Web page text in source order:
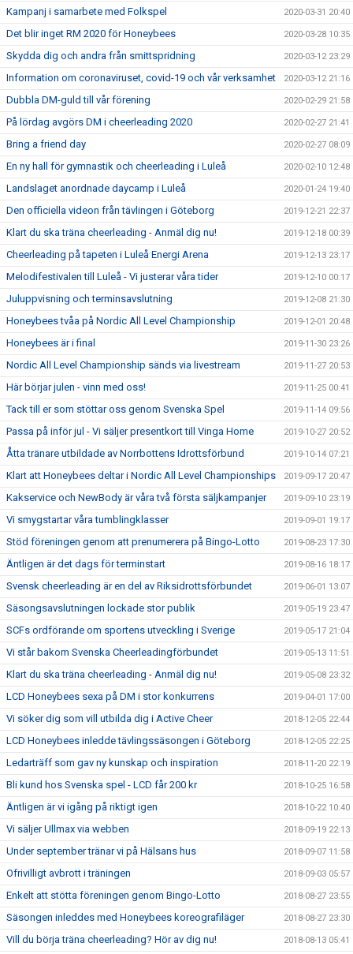
Kampanj i samarbete med Folkspel 2020-03-31 20:40
Det blir inget RM 2020 för Honeybees 2020-03-28 10:35
Skydda dig och andra från smittspridning 2020-03-12 23:29
Information om coronaviruset, covid-19 och vår verksamhet 2020-03-12 21:16
Dubbla DM-guld till vår förening 2020-02-29 21:58
På lördag avgörs DM i cheerleading 2020 2020-02-27 21:41
Bring a friend day 2020-02-27 08:09
En ny hall för gymnastik och cheerleading i Luleå 2020-02-10 12:48
Landslaget anordnade daycamp i Luleå 2020-01-24 19:40
Den officiella videon från tävlingen i Göteborg 2019-12-21 22:37
Klart du ska träna cheerleading - Anmäl dig nu! 2019-12-18 00:39
Cheerleading på tapeten i Luleå Energi Arena 2019-12-13 23:17
Melodifestivalen till Luleå - Vi justerar våra tider 2019-12-10 00:17
Juluppvisning och terminsavslutning 2019-12-08 21:30
Honeybees tvåa på Nordic All Level Championship 2019-12-01 20:48
Honeybees är i final 2019-11-30 23:26
Nordic All Level Championship sänds via livestream 2019-11-27 20:53
Här börjar julen - vinn med oss! 2019-11-25 00:41
Tack till er som stöttar oss genom Svenska Spel 2019-11-14 09:56
Passa på inför jul - Vi säljer presentkort till Vinga Home 2019-10-27 20:52
Åtta tränare utbildade av Norrbottens Idrottsförbund 2019-10-14 07:21
Klart att Honeybees deltar i Nordic All Level Championships 2019-09-17 20:47
Kakservice och NewBody är våra två första säljkampanjer 2019-09-10 23:19
Vi smygstartar våra tumblingklasser 2019-09-01 19:17
Stöd föreningen genom att prenumerera på Bingo-Lotto 2019-08-23 17:30
Äntligen är det dags för terminstart 2019-08-16 18:17
Svensk cheerleading är en del av Riksidrottsförbundet 2019-06-01 13:07
Säsongsavslutningen lockade stor publik 2019-05-19 23:47
SCFs ordförande om sportens utveckling i Sverige 2019-05-17 21:04
Vi står bakom Svenska Cheerleadingförbundet 2019-05-13 11:51
Klart du ska träna cheerleading - Anmäl dig nu! 2019-05-08 23:32
LCD Honeybees sexa på DM i stor konkurrens 2019-04-01 17:00
Vi söker dig som vill utbilda dig i Active Cheer 2018-12-05 22:44
LCD Honeybees inledde tävlingssäsongen i Göteborg 2018-12-05 22:25
Ledarträff som gav ny kunskap och inspiration 2018-11-20 22:19
Bli kund hos Svenska spel - LCD får 200 kr 2018-10-25 16:58
Äntligen är vi igång på riktigt igen 2018-10-22 10:40
Vi säljer Ullmax via webben 2018-09-19 22:13
Under september tränar vi på Hälsans hus 2018-09-07 11:58
Ofrivilligt avbrott i träningen 2018-09-03 05:57
Enkelt att stötta föreningen genom Bingo-Lotto 2018-08-27 23:55
Säsongen inleddes med Honeybees koreografiläger 2018-08-27 23:30
Vill du börja träna cheerleading? Hör av dig nu! 2018-08-13 05:41